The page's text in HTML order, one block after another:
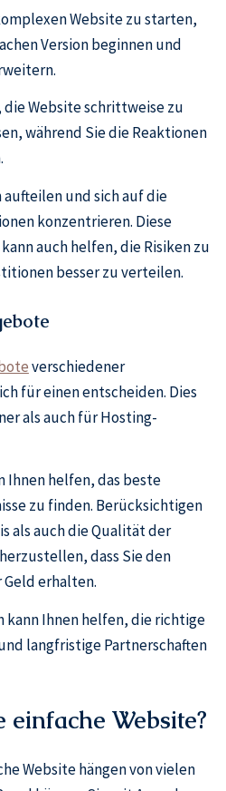
Website zu starten,
Version beginnen und
Website schrittweise zu
während Sie die Reaktionen
aufteilen und sich auf die
konzentrieren. Diese
auch helfen, die Risiken zu
besser zu verteilen.
verschiedener
für einen entscheiden. Dies
als auch für Hosting-
Ihnen helfen, das beste
zu finden. Berücksichtigen
als auch die Qualität der
dass Sie den
erhalten.
Ihnen helfen, die richtige
langfristige Partnerschaften
einfache Website?
Website hängen von vielen